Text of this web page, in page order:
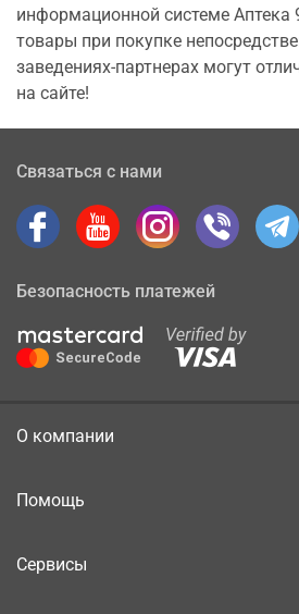
информационной системе Аптека
товары при покупке
заведениях-партнерах могут
на сайте!
Связаться с нами
Безопасность платежей
О компании
Помощь
Сервисы